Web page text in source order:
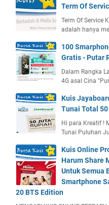
Term Of
Term Of Service
adalah hanya
100
Gratis - Putar
Dalam Rangka
4G asal Cina
Kuis
Tunai Total
Hi para Kreatif !
Tunai Puluhan
Kuis Online
Harum Share
Untuk Semua
Smartphone
20 BTS Edition